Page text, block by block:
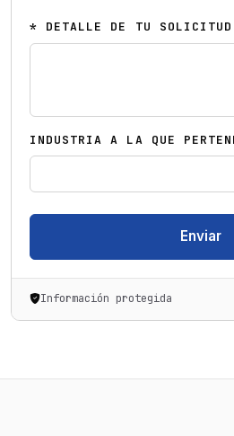
* DETALLE DE TU
INDUSTRIA A LA QUE
Enviar
Información protegida